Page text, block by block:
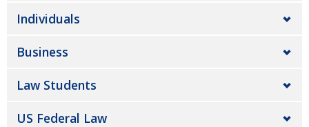
Individuals
Business
Law Students
US Federal Law